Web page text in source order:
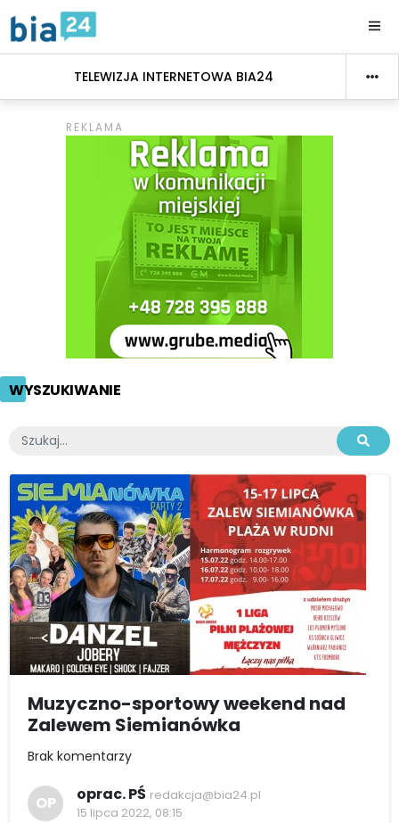
TELEWIZJA INTERNETOWA BIA24
WYSZUKIWANIE
Muzyczno-sportowy weekend nad
Zalewem Siemianówka
Brak komentarzy
OP oprac. PŚ redakcja@bia24.pl
15 lipca 2022, 08:15